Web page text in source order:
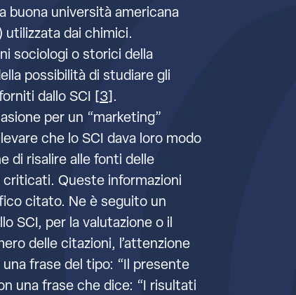
buona università americana
utilizzata dai chimici.
sociologi o storici della
possibilità di studiare gli
dallo SCI [3].
per un “marketing”
che lo SCI dava loro modo
di risalire alle fonti delle
Queste informazioni
citato. Ne è seguito un
SCI, per la valutazione o il
delle citazioni, l’attenzione
frase del tipo: “Il presente
una frase che dice: “I risultati